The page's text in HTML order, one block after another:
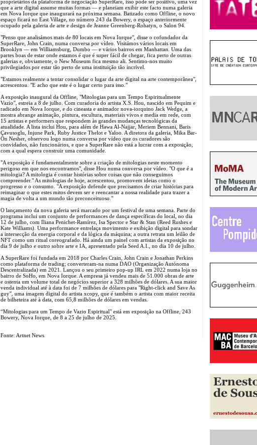
proprietários da plataforma de negociação SuperRare, isso pode ser positivo, uma vez
que a arte digital assume muitas formas — e planeiam exibir este facto numa galeria
em Nova Iorque que inaugurará na próxima semana. Batizado como Offline, o novo
espaço ficará no East Village, no número 243 da Bowery, o espaço anteriormente
ocupado pela galeria de arte e design de Jeanne Greenberg-Rohatyn, o Salon 94.
"Penso que analisámos mais de 80 locais em Nova Iorque", disse o cofundador da
SuperRare, John Crain, numa conversa por vídeo. Visitámos vários locais em
Brooklyn — em Williamsburg, Dumbo — e vários bairros em Manhattan. Uma das
partes boas de estar onde estamos é que é super fácil de chegar, fica perto de outras
galerias e, obviamente, o New Museum fica mesmo ali. Sentimo-nos muito
privilegiados por estar tão perto de uma instituição tão incrível.
"Estamos realmente a tentar consolidar o lugar da arte digital na arte contemporânea",
acrescentou. "E acho que este é o lugar certo para isso."
A exposição inaugural da Offline, "Mitologias para um Tempo Espiritualmente
Vazio", estreia a 8 de julho. Com curadoria do artista X.S. Hou, nascido em Pequim e
radicado em Nova Iorque, e do cineasta e animador nova-iorquino Jack Wedge, a
mostra abrange animação, pintura, escultura, materiais vivos e media em rede, com
15 artistas e performers que respondem às grandes mudanças tecnológicas da
atualidade. A lista inclui Hou, para além de Hawa Al-Najjar, Meriem Bennani, Baris
Çavusoglu, Injune Park, Ruby Justice Thelot e Yaloo. A diretora da galeria, Mika Bar-
On Nesher, observou logo numa conversa por vídeo que os curadores são
convidados, não funcionários, e que a SuperRare não está a lucrar com a exposição,
com a qual espera construir uma comunidade.
"A exposição é fundamentalmente sobre a criação de mitologias neste momento
perigoso em que nos encontramos", disse Hou numa conversa por vídeo. "O que é a
mitologia? A mitologia é contar histórias sobre coisas que não conseguimos
compreender." As mitologias de hoje, acrescentou, promovem ideias como o
progresso e o consumo. "A exposição defende que precisamos de criar histórias para
reimaginar o que estes mitos devem ser e reencantar a nossa realidade para trazer a
magia de volta a um mundo tão preconceituoso."
O lançamento da nova galeria será marcado por um festival de uma semana. Parte do
programa inclui um conjunto de performances de dança específicas do local, no dia
12 de julho, com Iliana Penichet-Ramírez, Isa Spector e Star & Stan (Reed Rushes e
Kate Williams). Uma performance entrelaça movimento e exibição digital para sondar
a intersecção da energia corporal e da lógica da máquina; a outra retrata um leilão de
NFT como um ritual coreografado. Há ainda um painel com artistas da exposição no
dia 9 de julho e outro sobre arte e IA, apresentado pela Seed A.I., no dia 10 de julho.
A SuperRare foi fundada em 2018 por Charles Crain, John Crain e Jonathan Perkins
como plataforma de trading; converteram-na numa DAO (Organização Autónoma
Descentralizada) em 2021. Lançou o seu primeiro pop-up IRL em 2022 numa loja no
bairro de SoHo, em Nova Iorque. A empresa já vendeu mais de 51.000 obras de arte
e ostenta um volume total de negócios superior a 328 milhões de dólares. A sua maior
venda individual até à data foi de 7 milhões de dólares para "Right-click and Save As
guy", uma imagem digital do artista xcopy, que é também o artista com maior receita
de bilheteira até à data, com 65,8 milhões de dólares em vendas.
“Mitologias para um Tempo de Vazio Espiritual" está em exposição na Offline, 243
Bowery, Nova Iorque, de 8 a 25 de julho de 2025.
Fonte: Artnet News